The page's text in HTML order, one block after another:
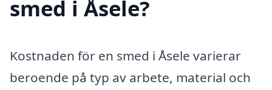
smed i Åsele?
Kostnaden för en smed i Åsele varierar
beroende på typ av arbete, material och